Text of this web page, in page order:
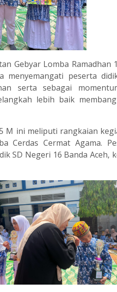
Gebyar Lomba Ramadhan
menyemangati peserta
serta sebagai
lebih baik
M ini meliputi rangkaian
Cerdas Cermat Agama.
SD Negeri 16 Banda Aceh,